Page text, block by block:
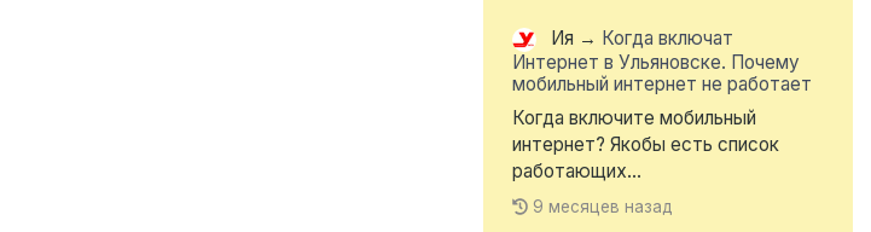
Ия → Когда включат
Интернет в Ульяновске. Почему
мобильный интернет не работает
Когда включите мобильный
интернет? Якобы есть список
работающих...
9 месяцев назад